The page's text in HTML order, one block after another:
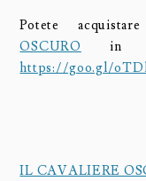
Potete
OSCURO in
https://goo.gl/
IL CAVALIERE